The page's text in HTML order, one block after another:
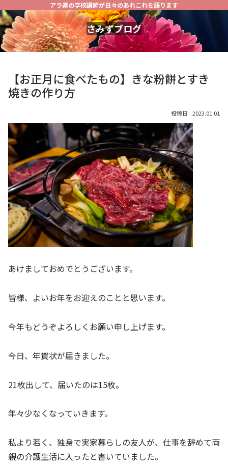
アラ還の学校講師が日々のあれこれを語ります
さみずブログ
【お正月に食べたもの】きな粉餅とすき
焼きの作り方
2023.01.01
あけましておめでとうございます。
皆様、よいお年をお迎えのことと思います。
今年もどうぞよろしくお願い申し上げます。
今日、年賀状が届きました。
21枚出して、届いたのは15枚。
年々少なくなっていきます。
私より若く、独身で実家暮らしの友人が、仕事を辞めて両
親の介護生活に入ったと書いていました。